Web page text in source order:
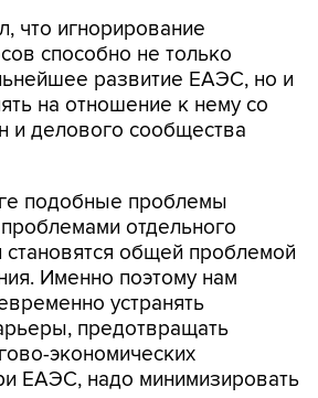
что игнорирование
способно не только
развитие ЕАЭС, но и
на отношение к нему со
и делового сообщества
подобные проблемы
отдельного
становятся общей проблемой
Именно поэтому нам
устранять
предотвращать
экономических
ЕАЭС, надо минимизировать